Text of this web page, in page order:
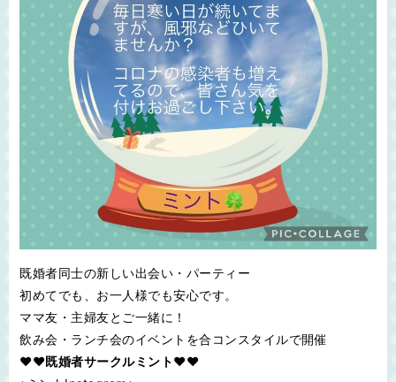
既婚者同士の新しい出会い・パーティー
初めてでも、お一人様でも安心です。
ママ友・主婦友とご一緒に！
飲み会・ランチ会のイベントを合コンスタイルで開催
♥❤既婚者サークルミント❤♥